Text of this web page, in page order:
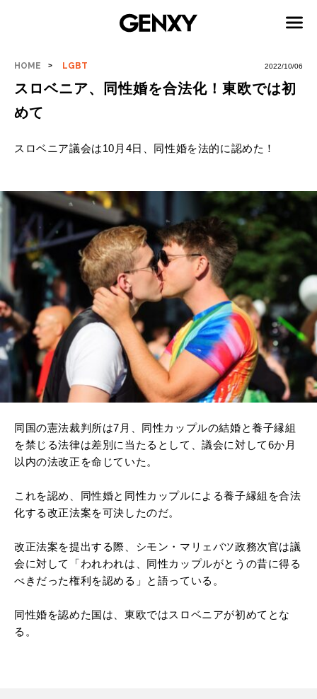
HOME LGBT 2022/10/06
スロベニア、同性婚を合法化！東欧では初
めて
スロベニア議会は10月4日、同性婚を法的に認めた！
同国の憲法裁判所は7月、同性カップルの結婚と養子縁組
を禁じる法律は差別に当たるとして、議会に対して6か月
以内の法改正を命じていた。
これを認め、同性婚と同性カップルによる養子縁組を合法
化する改正法案を可決したのだ。
改正法案を提出する際、シモン・マリェバツ政務次官は議
会に対して「われわれは、同性カップルがとうの昔に得る
べきだった権利を認める」と語っている。
同性婚を認めた国は、東欧ではスロベニアが初めてとな
る。